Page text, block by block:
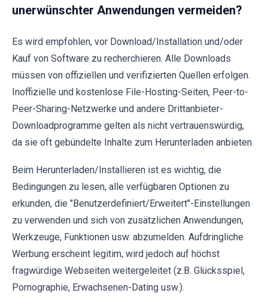
unerwünschter Anwendungen vermeiden?
Es wird empfohlen, vor Download/Installation und/oder
Kauf von Software zu recherchieren. Alle Downloads
müssen von offiziellen und verifizierten Quellen erfolgen.
Inoffizielle und kostenlose File-Hosting-Seiten, Peer-to-
Peer-Sharing-Netzwerke und andere Drittanbieter-
Downloadprogramme gelten als nicht vertrauenswürdig,
da sie oft gebündelte Inhalte zum Herunterladen anbieten.
Beim Herunterladen/Installieren ist es wichtig, die
Bedingungen zu lesen, alle verfügbaren Optionen zu
erkunden, die "Benutzerdefiniert/Erweitert"-Einstellungen
zu verwenden und sich von zusätzlichen Anwendungen,
Werkzeuge, Funktionen usw. abzumelden. Aufdringliche
Werbung erscheint legitim, wird jedoch auf höchst
fragwürdige Webseiten weitergeleitet (z.B. Glücksspiel,
Pornographie, Erwachsenen-Dating usw.).